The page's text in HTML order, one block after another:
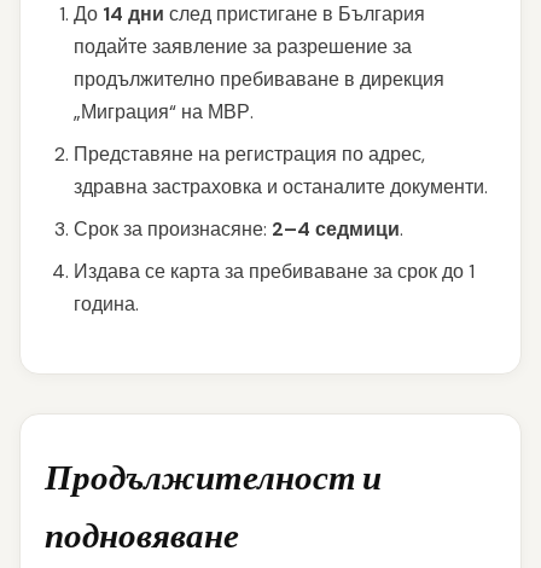
До 14 дни след пристигане в България
подайте заявление за разрешение за
продължително пребиваване в дирекция
„Миграция“ на МВР.
Представяне на регистрация по адрес,
здравна застраховка и останалите документи.
Срок за произнасяне: 2–4 седмици.
Издава се карта за пребиваване за срок до 1
година.
Продължителност и
подновяване